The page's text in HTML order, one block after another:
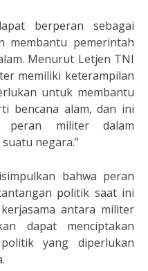
berperan sebagai
membantu pemerintah
Menurut Letjen TNI
memiliki keterampilan
untuk membantu
bencana alam, dan ini
peran militer dalam
negara.”
bahwa peran
politik saat ini
antara militer
dapat menciptakan
yang diperlukan